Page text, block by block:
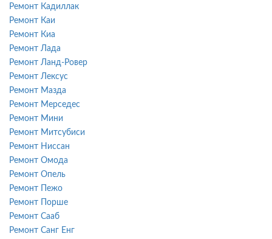
Ремонт Кадиллак
Ремонт Каи
Ремонт Киа
Ремонт Лада
Ремонт Ланд-Ровер
Ремонт Лексус
Ремонт Мазда
Ремонт Мерседес
Ремонт Мини
Ремонт Митсубиси
Ремонт Ниссан
Ремонт Омода
Ремонт Опель
Ремонт Пежо
Ремонт Порше
Ремонт Сааб
Ремонт Санг Енг